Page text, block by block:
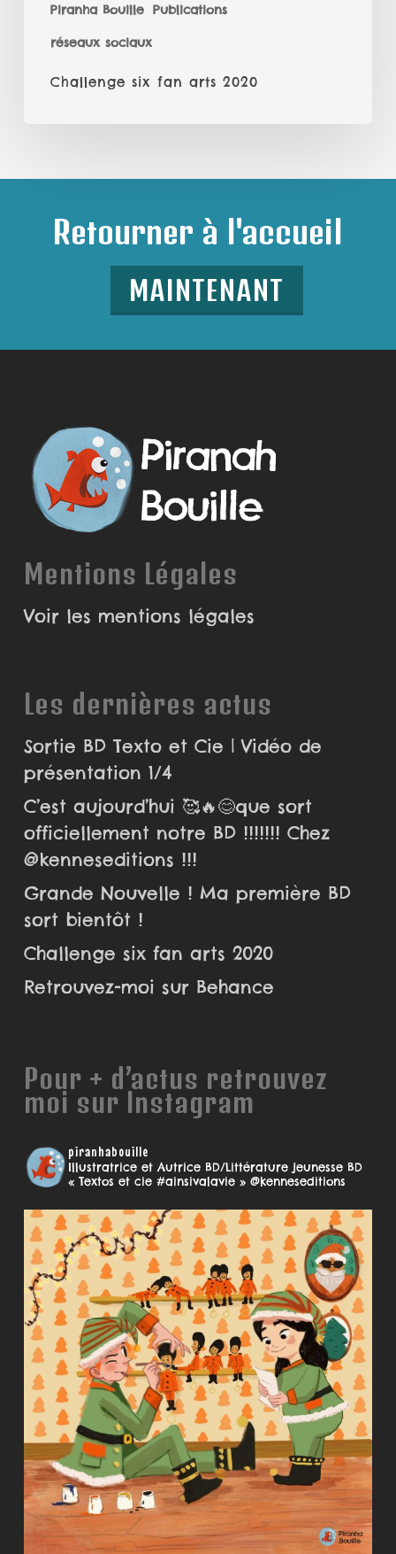
Piranha Bouille Publications
réseaux sociaux
Challenge six fan arts 2020
Retourner à l'accueil
MAINTENANT
Mentions Légales
Voir les mentions légales
Les dernières actus
Sortie BD Texto et Cie | Vidéo de
présentation 1/4
C’est aujourd’hui 🥰🔥😊que sort
officiellement notre BD !!!!!!! Chez
@kenneseditions !!!
Grande Nouvelle ! Ma première BD
sort bientôt !
Challenge six fan arts 2020
Retrouvez-moi sur Behance
Pour + d’actus retrouvez
moi sur Instagram
piranhabouille
Illustratrice et Autrice BD/Littérature jeunesseBD
« Textos et cie #ainsivalavie » @kenneseditions